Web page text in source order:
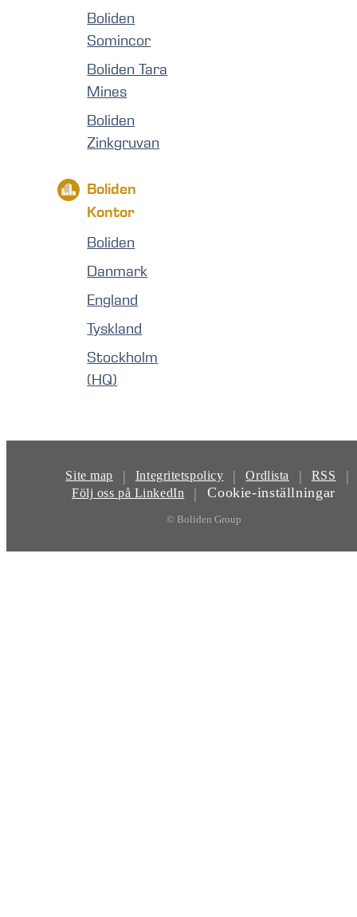
Boliden
Somincor
Boliden Tara
Mines
Boliden
Zinkgruvan
Boliden
Kontor
Boliden
Danmark
England
Tyskland
Stockholm
(HQ)
Site map | Integritetspolicy | Ordlista | RSS |
Följ oss på LinkedIn | Cookie-inställningar
© Boliden Group